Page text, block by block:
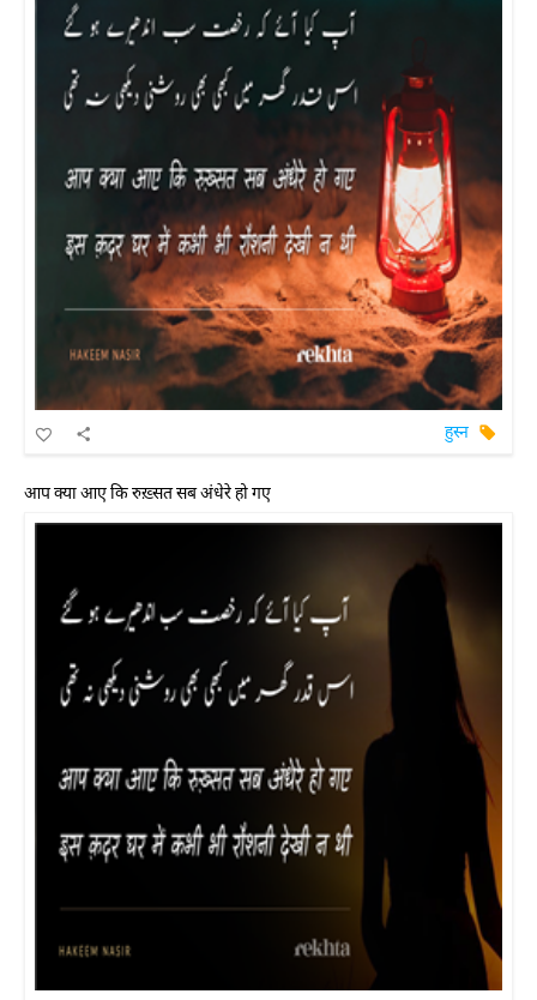
हुस्न
आप क्या आए कि रुख़्सत सब अंधेरे हो गए